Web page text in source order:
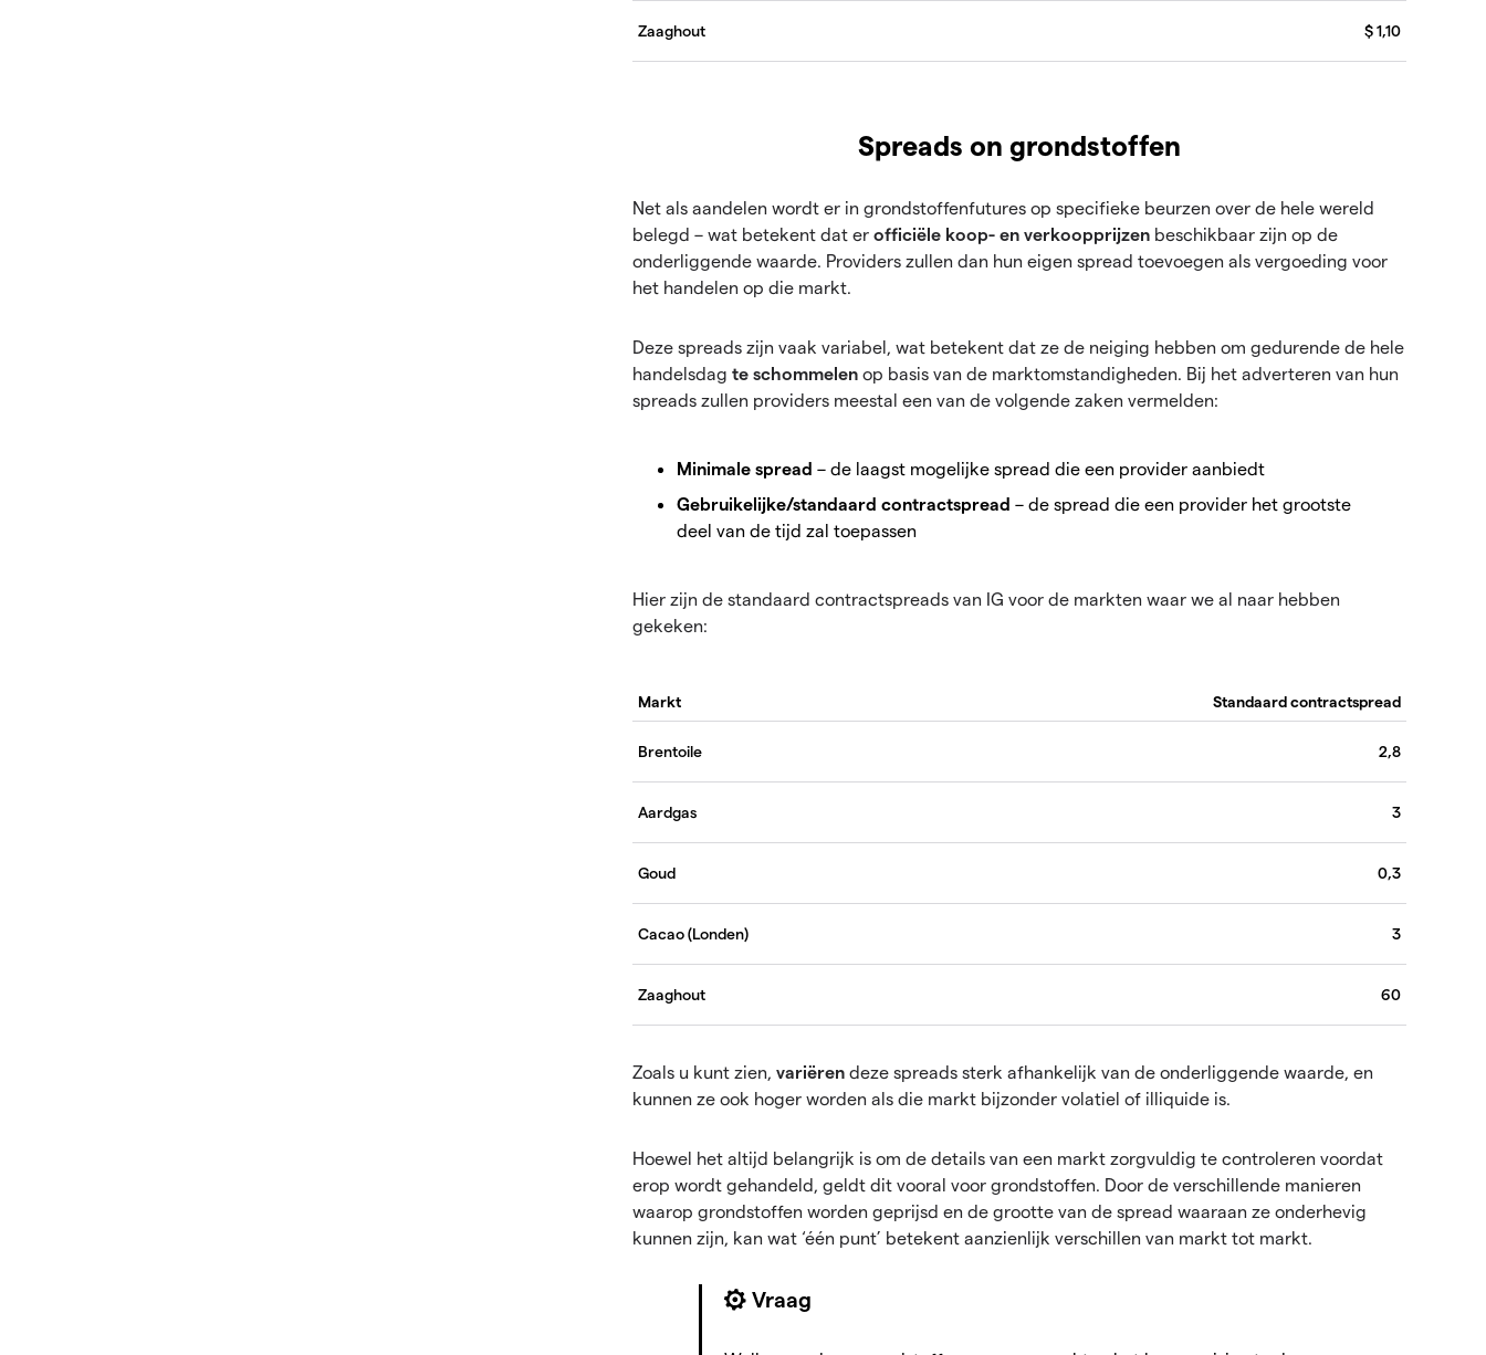
Zaaghout $ 1,10
Spreads on grondstoffen
Net als aandelen wordt er in grondstoffenfutures op specifieke beurzen over de hele wereld
belegd – wat betekent dat er officiële koop- en verkoopprijzen beschikbaar zijn op de
onderliggende waarde. Providers zullen dan hun eigen spread toevoegen als vergoeding voor
het handelen op die markt.
Deze spreads zijn vaak variabel, wat betekent dat ze de neiging hebben om gedurende de hele
handelsdag te schommelen op basis van de marktomstandigheden. Bij het adverteren van hun
spreads zullen providers meestal een van de volgende zaken vermelden:
Minimale spread – de laagst mogelijke spread die een provider aanbiedt
Gebruikelijke/standaard contractspread – de spread die een provider het grootste
deel van de tijd zal toepassen
Hier zijn de standaard contractspreads van IG voor de markten waar we al naar hebben
gekeken:
Markt Standaard contractspread
Brentoile 2,8
Aardgas 3
Goud 0,3
Cacao (Londen) 3
Zaaghout 60
Zoals u kunt zien, variëren deze spreads sterk afhankelijk van de onderliggende waarde, en
kunnen ze ook hoger worden als die markt bijzonder volatiel of illiquide is.
Hoewel het altijd belangrijk is om de details van een markt zorgvuldig te controleren voordat
erop wordt gehandeld, geldt dit vooral voor grondstoffen. Door de verschillende manieren
waarop grondstoffen worden geprijsd en de grootte van de spread waaraan ze onderhevig
kunnen zijn, kan wat ‘één punt’ betekent aanzienlijk verschillen van markt tot markt.
Vraag